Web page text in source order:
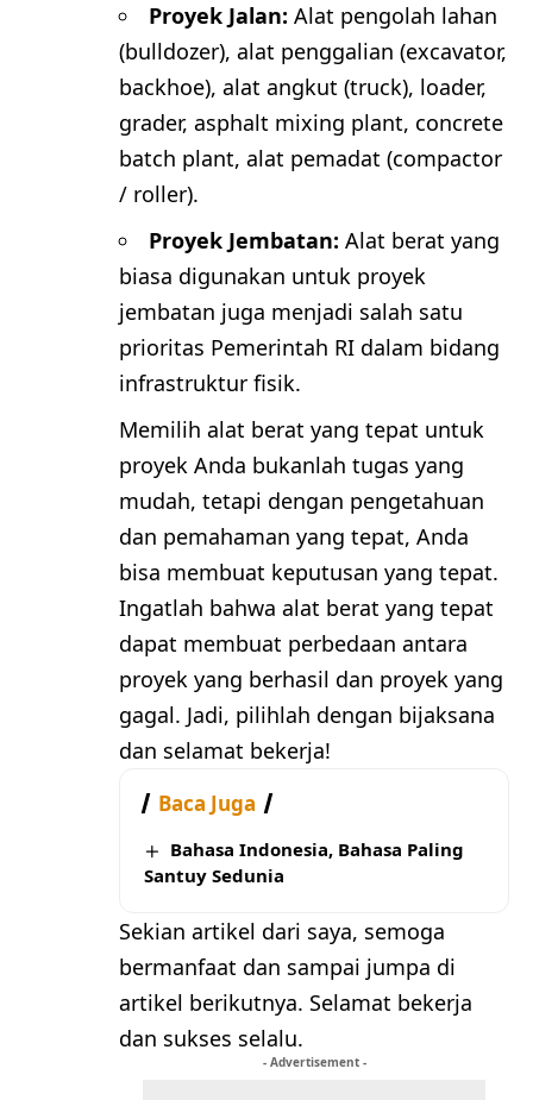
Proyek Jalan: Alat pengolah lahan
(bulldozer), alat penggalian (excavator,
backhoe), alat angkut (truck), loader,
grader, asphalt mixing plant, concrete
batch plant, alat pemadat (compactor
/ roller).
Proyek Jembatan: Alat berat yang
biasa digunakan untuk proyek
jembatan juga menjadi salah satu
prioritas Pemerintah RI dalam bidang
infrastruktur fisik.
Memilih alat berat yang tepat untuk
proyek Anda bukanlah tugas yang
mudah, tetapi dengan pengetahuan
dan pemahaman yang tepat, Anda
bisa membuat keputusan yang tepat.
Ingatlah bahwa alat berat yang tepat
dapat membuat perbedaan antara
proyek yang berhasil dan proyek yang
gagal. Jadi, pilihlah dengan bijaksana
dan selamat bekerja!
Baca Juga
Bahasa Indonesia, Bahasa Paling
Santuy Sedunia
Sekian artikel dari saya, semoga
bermanfaat dan sampai jumpa di
artikel berikutnya. Selamat bekerja
dan sukses selalu.
- Advertisement -